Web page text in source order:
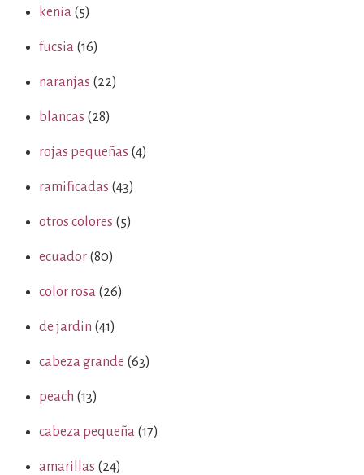
kenia (5)
fucsia (16)
naranjas (22)
blancas (28)
rojas pequeñas (4)
ramificadas (43)
otros colores (5)
ecuador (80)
color rosa (26)
de jardin (41)
cabeza grande (63)
peach (13)
cabeza pequeña (17)
amarillas (24)